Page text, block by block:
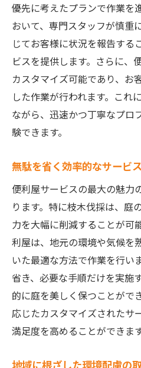
優先に考えたプランで作業を
おいて、専門スタッフが慎重
じてお客様に状況を報告する
ビスを提供します。さらに、
カスタマイズ可能であり、お
した作業が行われます。これ
ながら、迅速かつ丁寧なプロ
験できます。
無駄を省く効率的なサービ
便利屋サービスの最大の魅力
ります。特に枝木伐採は、庭
力を大幅に削減することが可
利屋は、地元の環境や気候を
いた最適な方法で作業を行い
省き、必要な手順だけを実施
的に庭を美しく保つことがで
応じたカスタマイズされたサ
満足度を高めることができます
地域に根ざした環境配慮の